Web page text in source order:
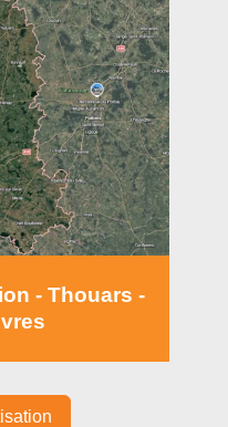
- Thouars -